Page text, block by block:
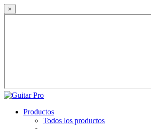
×
Productos
Todos los productos